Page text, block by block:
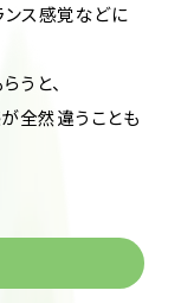
ンス感覚などに
うと、
全然違うことも